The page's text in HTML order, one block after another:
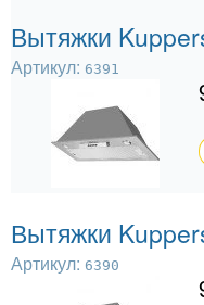
Вытяжки
Артикул: 6391
Вытяжки
Артикул: 6390